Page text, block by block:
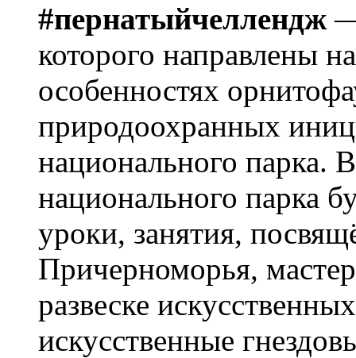
#пернатыйчеллендж
которого направлены
особенностях
природоохранных
национального парка.
национального парка
уроки, занятия,
Причерноморья,
развеске
искусственные